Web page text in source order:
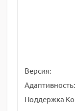
Версия:
Адаптивность:
Поддержка